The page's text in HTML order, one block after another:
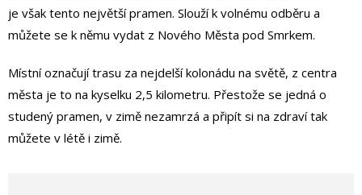
je však tento největší pramen. Slouží k volnému odběru a
můžete se k němu vydat z Nového Města pod Smrkem.
Místní označují trasu za nejdelší kolonádu na světě, z centra
města je to na kyselku 2,5 kilometru. Přestože se jedná o
studený pramen, v zimě nezamrzá a připít si na zdraví tak
můžete v létě i zimě.